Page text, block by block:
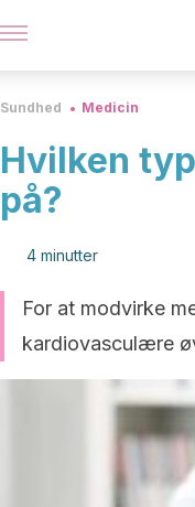
Sundhed Medicin
Hvilken
på?
4 minutter
For at modvirke
kardiovasculære